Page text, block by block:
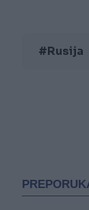
#Rusija